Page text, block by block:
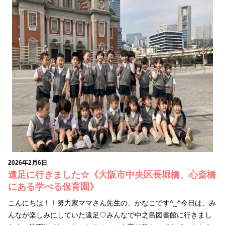
2026年2月6日
遠足に行きました☆《大阪市中央区長堀橋、心斎橋
にある学べる保育園》
こんにちは！！努力家ママさん先生の、かなこです^_^今日は、み
んなが楽しみにしていた遠足♡みんなで中之島図書館に行きまし